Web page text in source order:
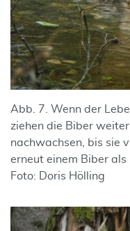
Abb. 7. Wenn der
ziehen die Biber
nachwachsen, bis sie
erneut einem Biber als
Foto: Doris Hölling